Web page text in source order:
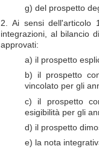
g) del prospetto
2. Ai sensi dell'articolo
integrazioni, al bilancio
approvati:
a) il prospetto
b) il prospetto
vincolato per gli
c) il prospetto
esigibilità per gli
d) il prospetto
e) la nota